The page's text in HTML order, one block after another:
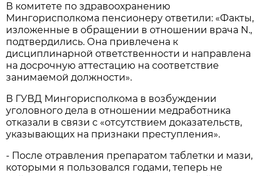
В комитете по здравоохранению
Мингорисполкома пенсионеру ответили: «Факты,
изложенные в обращении в отношении врача N.,
подтвердились. Она привлечена к
дисциплинарной ответственности и направлена
на досрочную аттестацию на соответствие
занимаемой должности».
В ГУВД Мингорисполкома в возбуждении
уголовного дела в отношении медработника
отказали в связи с «отсутствием доказательств,
указывающих на признаки преступления».
- После отравления препаратом таблетки и мази,
которыми я пользовался годами, теперь не